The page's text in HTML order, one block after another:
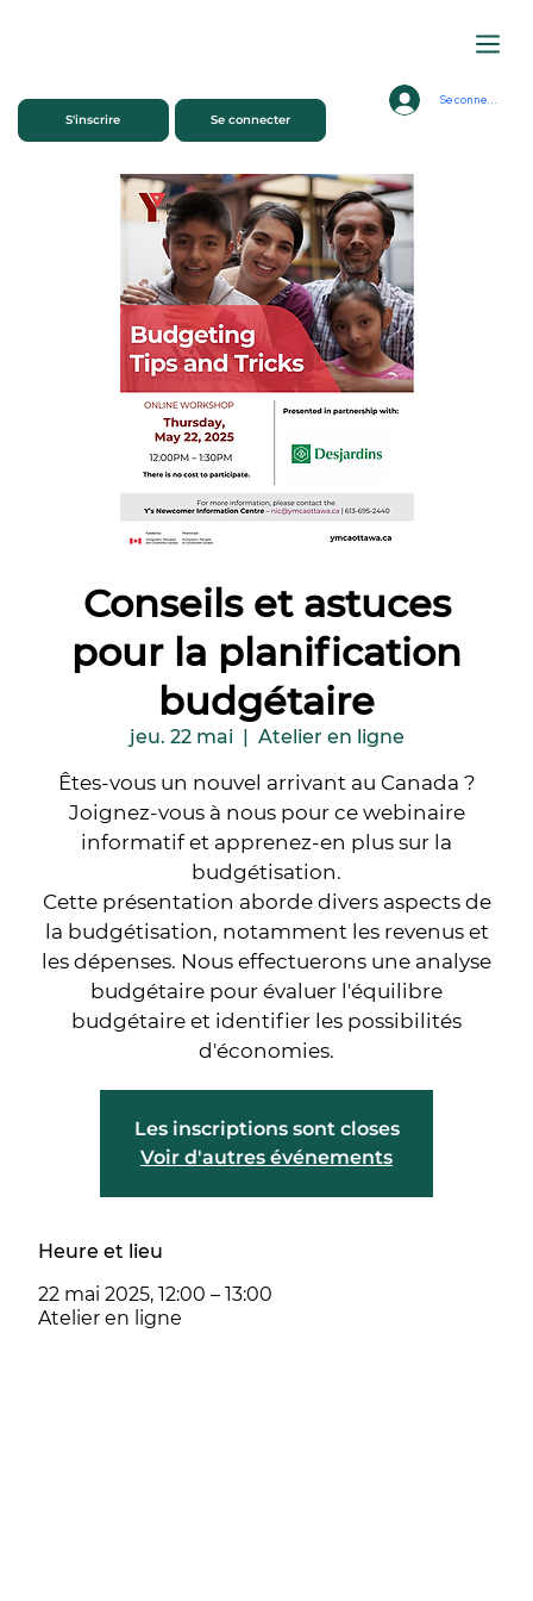
Se connecter
S'inscrire Se connecter
Conseils et astuces
pour la planification
budgétaire
jeu. 22 mai
  |
Atelier en ligne
Êtes-vous un nouvel arrivant au Canada ?
Joignez-vous à nous pour ce webinaire
informatif et apprenez-en plus sur la
budgétisation.
Cette présentation aborde divers aspects de
la budgétisation, notamment les revenus et
les dépenses. Nous effectuerons une analyse
budgétaire pour évaluer l'équilibre
budgétaire et identifier les possibilités
d'économies.
Les inscriptions sont closes
Voir d'autres événements
Heure et lieu
22 mai 2025, 12:00 – 13:00
Atelier en ligne